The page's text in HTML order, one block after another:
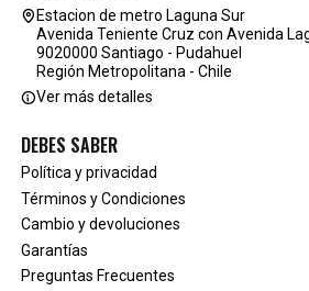
Estacion de metro Laguna Sur
Avenida Teniente Cruz con Avenida
9020000 Santiago - Pudahuel
Región Metropolitana - Chile
Ver más detalles
DEBES SABER
Política y privacidad
Términos y Condiciones
Cambio y devoluciones
Garantías
Preguntas Frecuentes